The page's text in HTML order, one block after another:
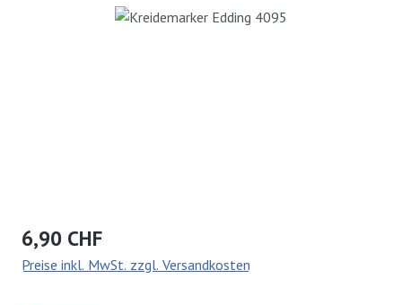
Bildergalerie überspringen
Regulärer Preis:
6,90 CHF
Preise inkl. MwSt. zzgl. Versandkosten